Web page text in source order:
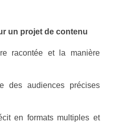
un projet de contenu
racontée et la manière
des audiences précises
en formats multiples et